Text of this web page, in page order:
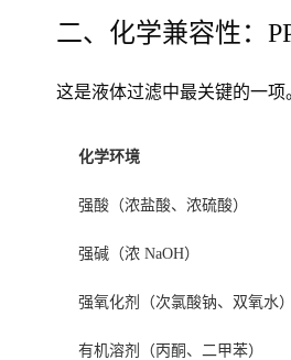
二、化学兼容性：
这是液体过滤中最关键的一项
化学环境
强酸（浓盐酸、浓硫酸）
强碱（浓 NaOH）
强氧化剂（次氯酸钠、双氧水
有机溶剂（丙酮、二甲苯）